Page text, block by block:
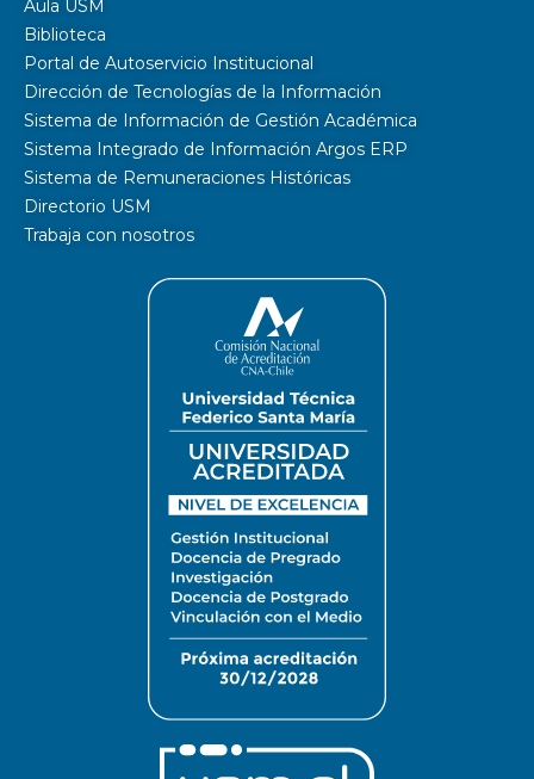
Aula USM
Biblioteca
Portal de Autoservicio Institucional
Dirección de Tecnologías de la Información
Sistema de Información de Gestión Académica
Sistema Integrado de Información Argos ERP
Sistema de Remuneraciones Históricas
Directorio USM
Trabaja con nosotros